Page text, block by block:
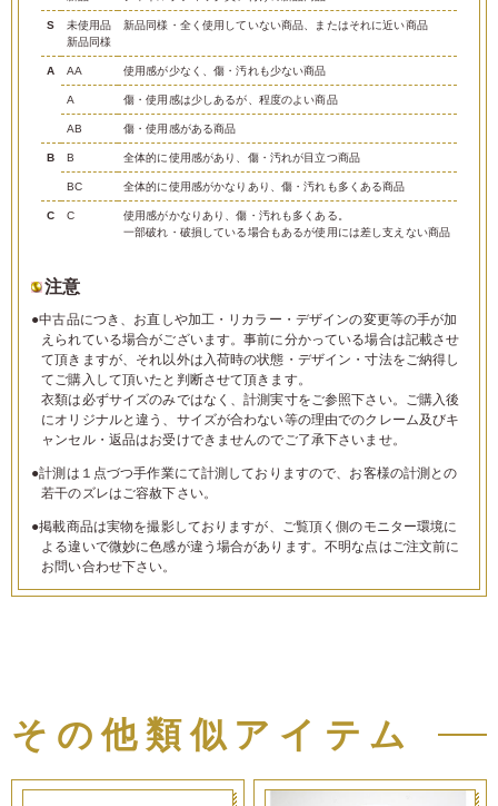
S
未使用品
新品同様
新品同様・全く使用していない商品、またはそれに近い商品
A AA 使用感が少なく、傷・汚れも少ない商品
A 傷・使用感は少しあるが、程度のよい商品
AB 傷・使用感がある商品
B B 全体的に使用感があり、傷・汚れが目立つ商品
BC 全体的に使用感がかなりあり、傷・汚れも多くある商品
C C
使用感がかなりあり、傷・汚れも多くある。
一部破れ・破損している場合もあるが使用には差し支えない商品
注意
●中古品につき、お直しや加工・リカラー・デザインの変更等の手が加
えられている場合がございます。事前に分かっている場合は記載させ
て頂きますが、それ以外は入荷時の状態・デザイン・寸法をご納得し
てご購入して頂いたと判断させて頂きます。
衣類は必ずサイズのみではなく、計測実寸をご参照下さい。ご購入後
にオリジナルと違う、サイズが合わない等の理由でのクレーム及びキ
ャンセル・返品はお受けできませんのでご了承下さいませ。
●計測は１点づつ手作業にて計測しておりますので、お客様の計測との
若干のズレはご容赦下さい。
●掲載商品は実物を撮影しておりますが、ご覧頂く側のモニター環境に
よる違いで微妙に色感が違う場合があります。不明な点はご注文前に
お問い合わせ下さい。
その他類似アイテム